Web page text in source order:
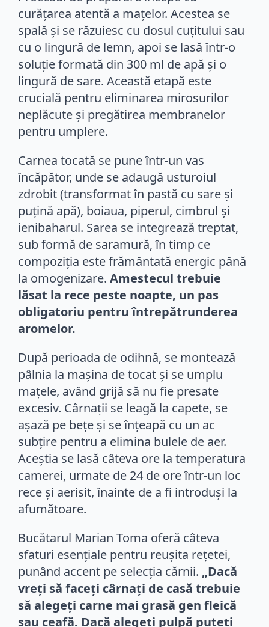
curățarea atentă a mațelor. Acestea se
spală și se răzuiesc cu dosul cuțitului sau
cu o lingură de lemn, apoi se lasă într-o
soluție formată din 300 ml de apă și o
lingură de sare. Această etapă este
crucială pentru eliminarea mirosurilor
neplăcute și pregătirea membranelor
pentru umplere.
Carnea tocată se pune într-un vas
încăpător, unde se adaugă usturoiul
zdrobit (transformat în pastă cu sare și
puțină apă), boiaua, piperul, cimbrul și
ienibaharul. Sarea se integrează treptat,
sub formă de saramură, în timp ce
compoziția este frământată energic până
la omogenizare. Amestecul trebuie
lăsat la rece peste noapte, un pas
obligatoriu pentru întrepătrunderea
aromelor.
După perioada de odihnă, se montează
pâlnia la mașina de tocat și se umplu
mațele, având grijă să nu fie presate
excesiv. Cârnații se leagă la capete, se
așază pe bețe și se înțeapă cu un ac
subțire pentru a elimina bulele de aer.
Aceștia se lasă câteva ore la temperatura
camerei, urmate de 24 de ore într-un loc
rece și aerisit, înainte de a fi introduși la
afumătoare.
Bucătarul Marian Toma oferă câteva
sfaturi esențiale pentru reușita rețetei,
punând accent pe selecția cărnii. „Dacă
vreţi să faceţi cârnaţi de casă trebuie
să alegeţi carne mai grasă gen fleică
sau ceafă. Dacă alegeţi pulpă puteţi